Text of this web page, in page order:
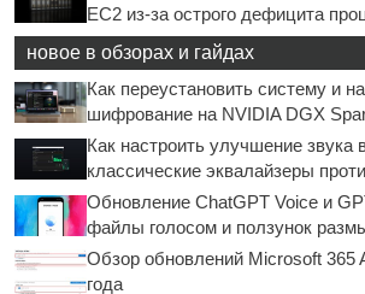
EC2 из-за острого дефицита
новое в обзорах и гайдах
Как переустановить систему и
шифрование на NVIDIA DGX
Как настроить улучшение звука
классические эквалайзеры
Обновление ChatGPT Voice и
файлы голосом и ползунок
Обзор обновлений Microsoft 365
года